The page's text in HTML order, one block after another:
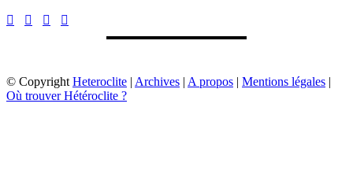
© Copyright Heteroclite | Archives | A propos | Mentions légales |
Où trouver Hétéroclite ?